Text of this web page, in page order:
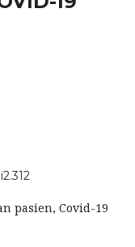
pasien, Covid-19